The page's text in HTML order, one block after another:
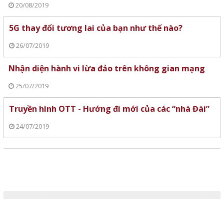
20/08/2019
5G thay đổi tương lai của bạn như thế nào?
26/07/2019
Nhận diện hành vi lừa đảo trên không gian mạng
25/07/2019
Truyền hình OTT - Hướng đi mới của các “nhà Đài”
24/07/2019